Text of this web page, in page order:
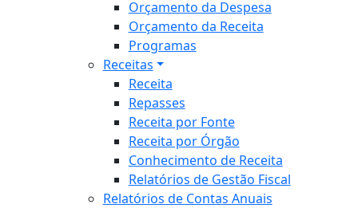
Orçamento da Despesa
Orçamento da Receita
Programas
Receitas
Receita
Repasses
Receita por Fonte
Receita por Órgão
Conhecimento de Receita
Relatórios de Gestão Fiscal
Relatórios de Contas Anuais